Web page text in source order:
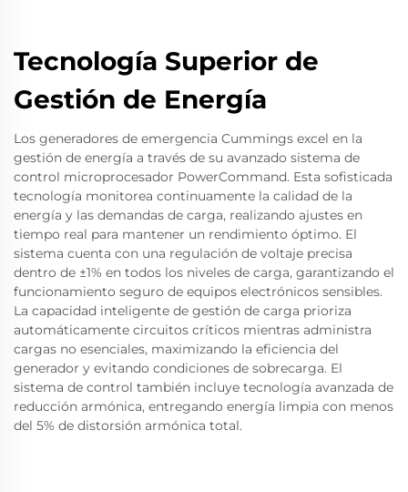
Tecnología Superior de
Gestión de Energía
Los generadores de emergencia Cummings excel en la
gestión de energía a través de su avanzado sistema de
control microprocesador PowerCommand. Esta sofisticada
tecnología monitorea continuamente la calidad de la
energía y las demandas de carga, realizando ajustes en
tiempo real para mantener un rendimiento óptimo. El
sistema cuenta con una regulación de voltaje precisa
dentro de ±1% en todos los niveles de carga, garantizando el
funcionamiento seguro de equipos electrónicos sensibles.
La capacidad inteligente de gestión de carga prioriza
automáticamente circuitos críticos mientras administra
cargas no esenciales, maximizando la eficiencia del
generador y evitando condiciones de sobrecarga. El
sistema de control también incluye tecnología avanzada de
reducción armónica, entregando energía limpia con menos
del 5% de distorsión armónica total.